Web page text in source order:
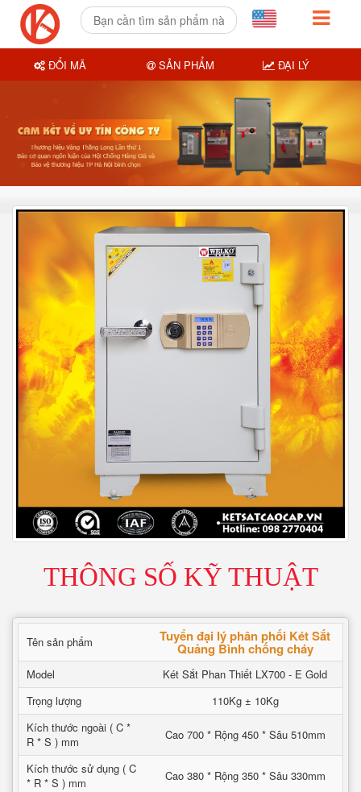
THÔNG SỐ KỸ THUẬT
Tên sản phẩm Tuyển đại lý phân phối Két Sắt
Quảng Bình chống cháy
Model
Két Sắt Phan Thiết LX700 - E Gold
Trọng lượng
110Kg ± 10Kg
Kích thước ngoài ( C *
R * S ) mm
Cao 700 * Rộng 450 * Sâu 510mm
Kích thước sử dụng ( C
* R * S ) mm
Cao 380 * Rộng 350 * Sâu 330mm
ĐỔI MÃ SẢN PHẨM ĐẠI LÝ